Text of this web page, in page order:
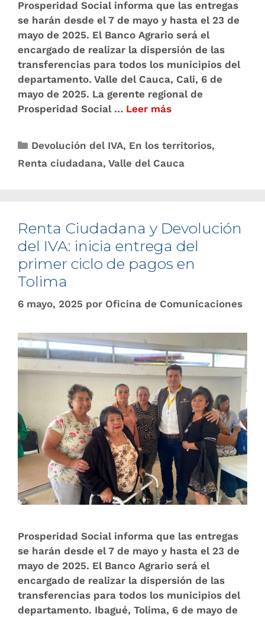
Prosperidad Social informa que las entregas
se harán desde el 7 de mayo y hasta el 23 de
mayo de 2025. El Banco Agrario será el
encargado de realizar la dispersión de las
transferencias para todos los municipios del
departamento. Valle del Cauca, Cali, 6 de
mayo de 2025. La gerente regional de
Prosperidad Social … Leer más
Devolución del IVA, En los territorios,
Renta ciudadana, Valle del Cauca
Renta Ciudadana y Devolución
del IVA: inicia entrega del
primer ciclo de pagos en
Tolima
6 mayo, 2025 por Oficina de Comunicaciones
Prosperidad Social informa que las entregas
se harán desde el 7 de mayo y hasta el 23 de
mayo de 2025. El Banco Agrario será el
encargado de realizar la dispersión de las
transferencias para todos los municipios del
departamento. Ibagué, Tolima, 6 de mayo de